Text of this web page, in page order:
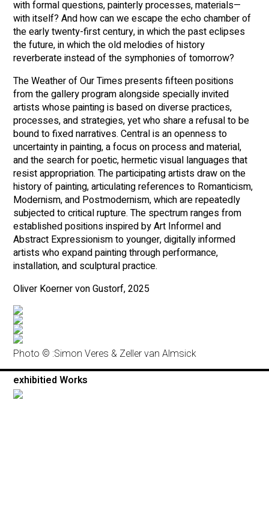
with formal questions, painterly processes, materials—
with itself? And how can we escape the echo chamber of
the early twenty-first century, in which the past eclipses
the future, in which the old melodies of history
reverberate instead of the symphonies of tomorrow?
The Weather of Our Times presents fifteen positions
from the gallery program alongside specially invited
artists whose painting is based on diverse practices,
processes, and strategies, yet who share a refusal to be
bound to fixed narratives. Central is an openness to
uncertainty in painting, a focus on process and material,
and the search for poetic, hermetic visual languages that
resist appropriation. The participating artists draw on the
history of painting, articulating references to Romanticism,
Modernism, and Postmodernism, which are repeatedly
subjected to critical rupture. The spectrum ranges from
established positions inspired by Art Informel and
Abstract Expressionism to younger, digitally informed
artists who expand painting through performance,
installation, and sculptural practice.
Oliver Koerner von Gustorf, 2025
Photo © :Simon Veres & Zeller van Almsick
exhibitied Works